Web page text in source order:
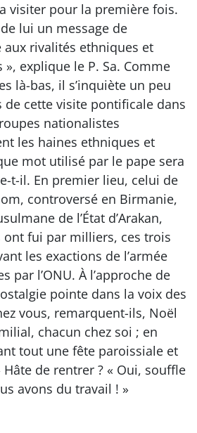
visiter pour la première fois.
lui un message de
rivalités ethniques et
explique le P. Sa. Comme
là-bas, il s’inquiète un peu
de cette visite pontificale dans
nationalistes
les haines ethniques et
mot utilisé par le pape sera
t-il. En premier lieu, celui de
controversé en Birmanie,
de l’État d’Arakan,
fui par milliers, ces trois
les exactions de l’armée
par l’ONU. À l’approche de
pointe dans la voix des
vous, remarquent-ils, Noël
chacun chez soi ; en
tout une fête paroissiale et
de rentrer ? « Oui, souffle
avons du travail ! »